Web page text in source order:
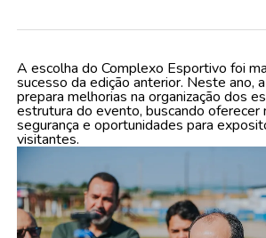
A escolha do Complexo Esportivo foi
sucesso da edição anterior. Neste ano,
prepara melhorias na organização dos
estrutura do evento, buscando oferecer
segurança e oportunidades para
visitantes.